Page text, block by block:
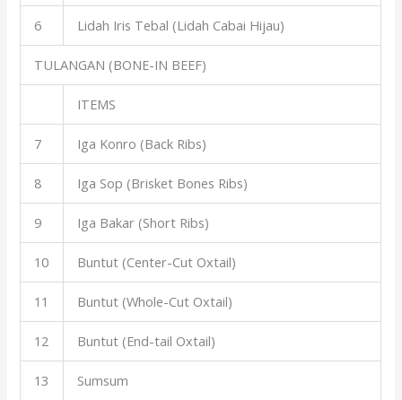
6 Lidah Iris Tebal (Lidah Cabai Hijau)
TULANGAN (BONE-IN BEEF)
ITEMS
7 Iga Konro (Back Ribs)
8 Iga Sop (Brisket Bones Ribs)
9 Iga Bakar (Short Ribs)
10 Buntut (Center-Cut Oxtail)
11 Buntut (Whole-Cut Oxtail)
12 Buntut (End-tail Oxtail)
13 Sumsum